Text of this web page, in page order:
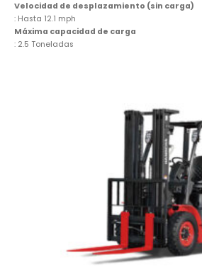
Velocidad de desplazamiento (sin carga)
: Hasta 12.1 mph
Máxima capacidad de carga
: 2.5 Toneladas